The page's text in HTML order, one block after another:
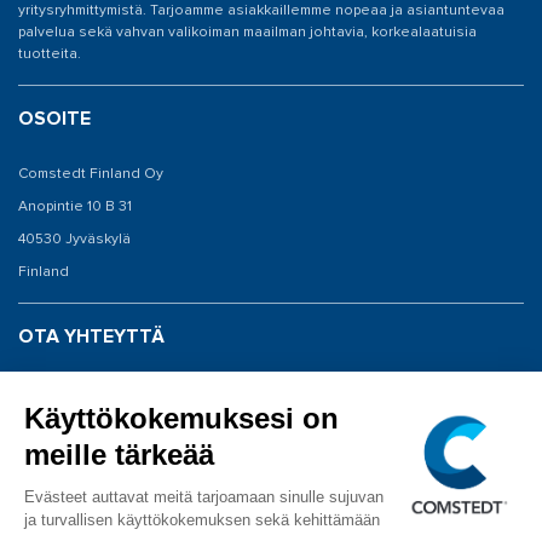
yritysryhmittymistä. Tarjoamme asiakkaillemme nopeaa ja asiantuntevaa
palvelua sekä vahvan valikoiman maailman johtavia, korkealaatuisia
tuotteita.
OSOITE
Comstedt Finland Oy
Anopintie 10 B 31
40530 Jyväskylä
Finland
OTA YHTEYTTÄ
Huolto: 020 198 0043
info@comstedt.fi
SEURAA MEITÄ